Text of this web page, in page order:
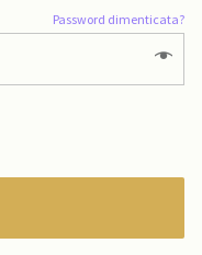
Password dimenticata?